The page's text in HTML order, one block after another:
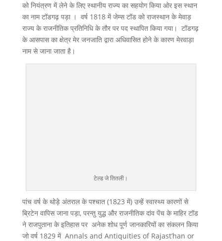
को नियंत्रण में लेने के लिए स्थानीय राज्य का सहयोग किया ओर इस स्थान
का नाम टॉडगढ़ पड़ा । वर्ष 1818 में जेम्स टॉड को राजस्थान के मेवाड़
राज्य के राजनीतिक प्रतिनिधि के तौर पर पद स्थापित किया गया। टॉडगढ़
के आसपास का क्षेत्र मेर जनजाति द्वारा अधिवासित होने के कारण मेरवाड़ा
नाम से जाना जाता है।
टेल्ड जे तितली।
पांच वर्ष के थोड़े अंतराल के पश्चात (1823 में) उन्हें स्वास्थ्य कारणों से
ब्रिटेन वापिस जाना पड़ा, परन्तु युद्ध और राजनीतिक दांव पेंच के माहिर टॉड
ने राजपुताना के इतिहास पर अनेक शोध पूर्ण जानकारियों का संकलन किया
जो वर्ष 1829 में Annals and Antiquities of Rajast’han or